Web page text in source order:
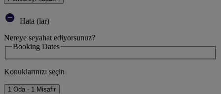
Hata (lar)
Nereye seyahat ediyorsunuz?
Booking Dates
Konuklarınızı seçin
1 Oda - 1 Misafir